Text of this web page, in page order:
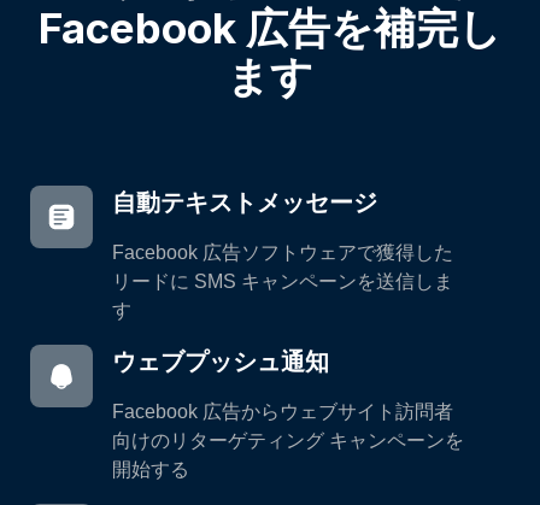
Facebook 広告を補完し
ます
自動テキストメッセージ
Facebook 広告ソフトウェアで獲得した
リードに SMS キャンペーンを送信しま
す
ウェブプッシュ通知
Facebook 広告からウェブサイト訪問者
向けのリターゲティング キャンペーンを
開始する